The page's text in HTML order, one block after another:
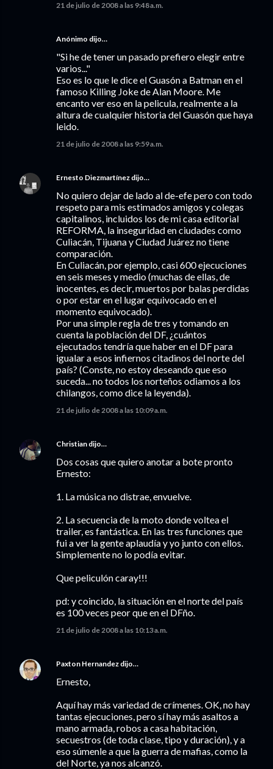
21 de julio de 2008 a las 9:48 a.m.
Anónimo dijo…
"Si he de tener un pasado prefiero elegir entre
varios..."
Eso es lo que le dice el Guasón a Batman en el
famoso Killing Joke de Alan Moore. Me
encanto ver eso en la pelicula, realmente a la
altura de cualquier historia del Guasón que haya
leido.
21 de julio de 2008 a las 9:59 a.m.
Ernesto Diezmartínez dijo…
No quiero dejar de lado al de-efe pero con todo
respeto para mis estimados amigos y colegas
capitalinos, incluidos los de mi casa editorial
REFORMA, la inseguridad en ciudades como
Culiacán, Tijuana y Ciudad Juárez no tiene
comparación.
En Culiacán, por ejemplo, casi 600 ejecuciones
en seis meses y medio (muchas de ellas, de
inocentes, es decir, muertos por balas perdidas
o por estar en el lugar equivocado en el
momento equivocado).
Por una simple regla de tres y tomando en
cuenta la población del DF, ¿cuántos
ejecutados tendría que haber en el DF para
igualar a esos infiernos citadinos del norte del
país? (Conste, no estoy deseando que eso
suceda... no todos los norteños odiamos a los
chilangos, como dice la leyenda).
21 de julio de 2008 a las 10:09 a.m.
Christian dijo…
Dos cosas que quiero anotar a bote pronto
Ernesto:
1. La música no distrae, envuelve.
2. La secuencia de la moto donde voltea el
trailer, es fantástica. En las tres funciones que
fui a ver la gente aplaudía y yo junto con ellos.
Simplemente no lo podía evitar.
Que peliculón caray!!!
pd: y coincido, la situación en el norte del país
es 100 veces peor que en el DFño.
21 de julio de 2008 a las 10:13 a.m.
Paxton Hernandez dijo…
Ernesto,
Aquí hay más variedad de crímenes. OK, no hay
tantas ejecuciones, pero sí hay más asaltos a
mano armada, robos a casa habitación,
secuestros (de toda clase, tipo y duración), y a
eso súmenle a que la guerra de mafias, como la
del Norte, ya nos alcanzó.